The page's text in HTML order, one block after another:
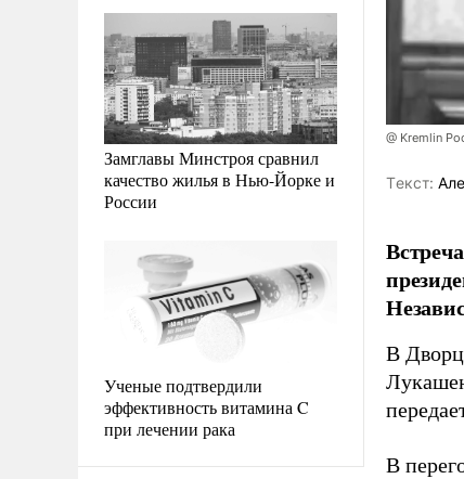
Замглавы Минстроя сравнил
качество жилья в Нью-Йорке и
России
Ученые подтвердили
эффективность витамина C
при лечении рака
@ Kremlin
Tекст:
В
В